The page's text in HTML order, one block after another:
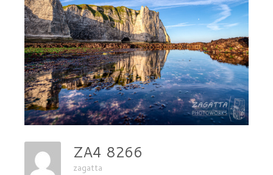
ZA4 8266
zagatta